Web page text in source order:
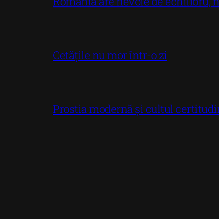
Cetățile nu mor într-o zi
Prostia modernă și cultul